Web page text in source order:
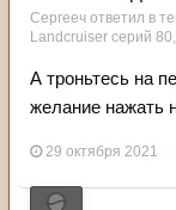
Сергееч ответил в
Landcruiser серий
А троньтесь на
желание нажать
29 октября 2021